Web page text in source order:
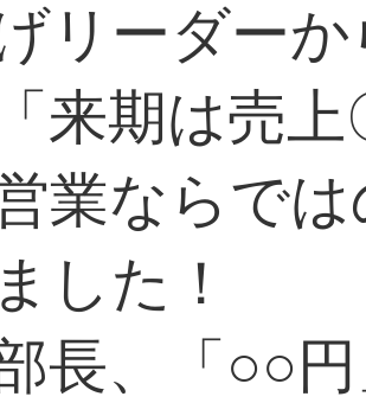
リーダーか
来期は売上
業ならで
した！
長、「○○